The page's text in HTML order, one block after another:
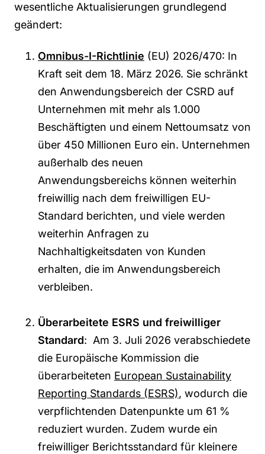
wesentliche Aktualisierungen grundlegend
geändert:
Omnibus-I-Richtlinie (EU) 2026/470: In
Kraft seit dem 18. März 2026. Sie schränkt
den Anwendungsbereich der CSRD auf
Unternehmen mit mehr als 1.000
Beschäftigten und einem Nettoumsatz von
über 450 Millionen Euro ein. Unternehmen
außerhalb des neuen
Anwendungsbereichs können weiterhin
freiwillig nach dem freiwilligen EU-
Standard berichten, und viele werden
weiterhin Anfragen zu
Nachhaltigkeitsdaten von Kunden
erhalten, die im Anwendungsbereich
verbleiben.
Überarbeitete ESRS und freiwilliger
Standard: Am 3. Juli 2026 verabschiedete
die Europäische Kommission die
überarbeiteten European Sustainability
Reporting Standards (ESRS), wodurch die
verpflichtenden Datenpunkte um 61 %
reduziert wurden. Zudem wurde ein
freiwilliger Berichtsstandard für kleinere